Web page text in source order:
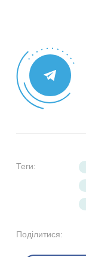
Теги:
Поділитися: